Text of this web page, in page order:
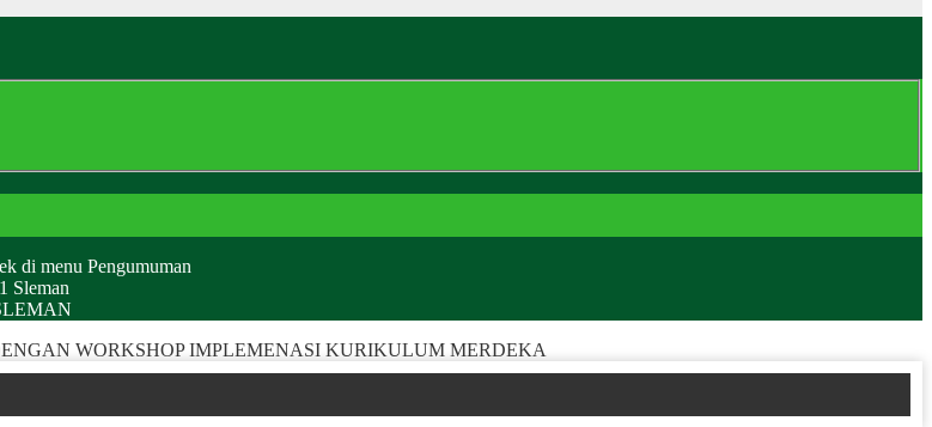
di menu Pengumuman
Sleman
WORKSHOP IMPLEMENASI KURIKULUM MERDEKA